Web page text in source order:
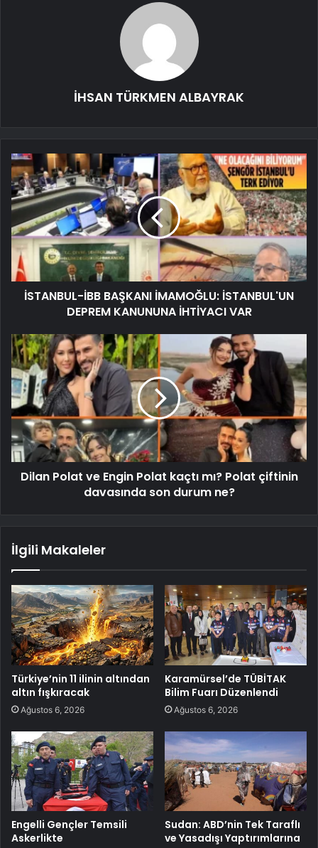
İHSAN TÜRKMEN ALBAYRAK
İSTANBUL-İBB BAŞKANI İMAMOĞLU: İSTANBUL'UN
DEPREM KANUNUNA İHTİYACI VAR
Dilan Polat ve Engin Polat kaçtı mı? Polat çiftinin
davasında son durum ne?
İlgili Makaleler
Türkiye’nin 11 ilinin altından
altın fışkıracak
Ağustos 6, 2026
Karamürsel’de TÜBİTAK
Bilim Fuarı Düzenlendi
Ağustos 6, 2026
Engelli Gençler Temsili
Askerlikte
Sudan: ABD’nin Tek Taraflı
ve Yasadışı Yaptırımlarına